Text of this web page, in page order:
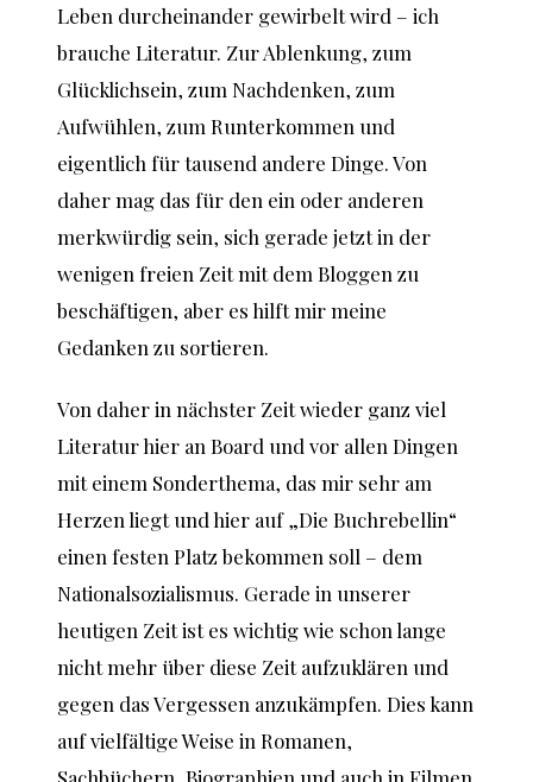
Leben durcheinander gewirbelt wird – ich
brauche Literatur. Zur Ablenkung, zum
Glücklichsein, zum Nachdenken, zum
Aufwühlen, zum Runterkommen und
eigentlich für tausend andere Dinge. Von
daher mag das für den ein oder anderen
merkwürdig sein, sich gerade jetzt in der
wenigen freien Zeit mit dem Bloggen zu
beschäftigen, aber es hilft mir meine
Gedanken zu sortieren.
Von daher in nächster Zeit wieder ganz viel
Literatur hier an Board und vor allen Dingen
mit einem Sonderthema, das mir sehr am
Herzen liegt und hier auf „Die Buchrebellin“
einen festen Platz bekommen soll – dem
Nationalsozialismus. Gerade in unserer
heutigen Zeit ist es wichtig wie schon lange
nicht mehr über diese Zeit aufzuklären und
gegen das Vergessen anzukämpfen. Dies kann
auf vielfältige Weise in Romanen,